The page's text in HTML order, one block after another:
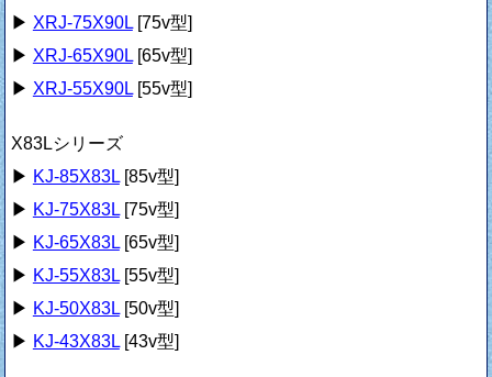
▶ XRJ-75X90L[75v型]
▶ XRJ-65X90L[65v型]
▶ XRJ-55X90L[55v型]
X83Lシリーズ
▶ KJ-85X83L[85v型]
▶ KJ-75X83L[75v型]
▶ KJ-65X83L[65v型]
▶ KJ-55X83L[55v型]
▶ KJ-50X83L[50v型]
▶ KJ-43X83L[43v型]